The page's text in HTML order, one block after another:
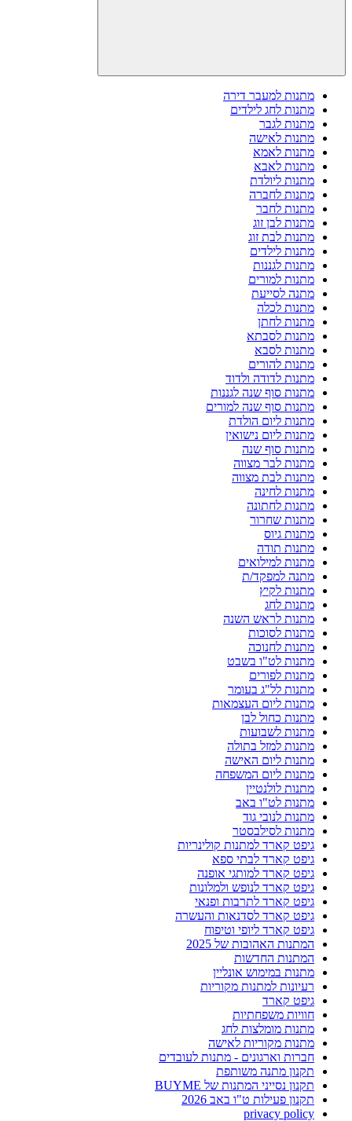
מתנות למעבר דירה
מתנות לחג לילדים
מתנות לגבר
מתנות לאישה
מתנות לאמא
מתנות לאבא
מתנות ליולדת
מתנות לחברה
מתנות לחבר
מתנות לבן זוג
מתנות לבת זוג
מתנות לילדים
מתנות לגננות
מתנות למורים
מתנה לסייעת
מתנות לכלה
מתנות לחתן
מתנות לסבתא
מתנות לסבא
מתנות להורים
מתנות לדודה ולדוד
מתנות סוף שנה לגננות
מתנות סוף שנה למורים
מתנות ליום הולדת
מתנות ליום נישואין
מתנות סוף שנה
מתנות לבר מצווה
מתנות לבת מצווה
מתנות לחינה
מתנות לחתונה
מתנות שחרור
מתנות גיוס
מתנות תודה
מתנות למילואים
מתנה למפקד/ת
מתנות לקיץ
מתנות לחג
מתנות לראש השנה
מתנות לסוכות
מתנות לחנוכה
מתנות לט"ו בשבט
מתנות לפורים
מתנות לל"ג בעומר
מתנות ליום העצמאות
מתנות כחול לבן
מתנות לשבועות
מתנות למזל בתולה
מתנות ליום האישה
מתנות ליום המשפחה
מתנות לולנטיין
מתנות לט"ו באב
מתנות לנובי גוד
מתנות לסילבסטר
גיפט קארד למתנות קולינריות
גיפט קארד לבתי ספא
גיפט קארד למותגי אופנה
גיפט קארד לנופש ולמלונות
גיפט קארד לתרבות ופנאי
גיפט קארד לסדנאות והעשרה
גיפט קארד ליופי וטיפוח
המתנות האהובות של 2025
המתנות החדשות
מתנות במימוש אונליין
רעיונות למתנות מקוריות
גיפט קארד
חוויות משפחתיות
מתנות מומלצות לחג
מתנות מקוריות לאישה
חברות וארגונים - מתנות לעובדים
תקנון מתנה משותפת
תקנון נסייני המתנות של BUYME
תקנון פעילות ט"ו באב 2026
privacy policy